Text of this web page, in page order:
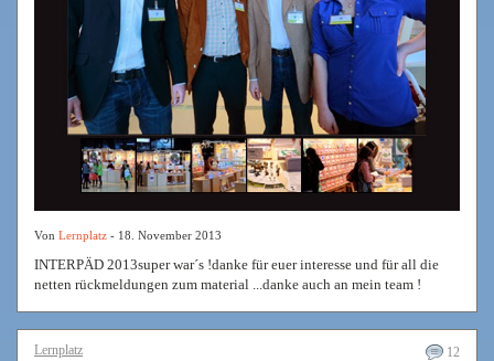
Von Lernplatz - 18. November 2013
INTERPÄD 2013super war´s !danke für euer interesse und für all die
netten rückmeldungen zum material ...danke auch an mein team !
12
Lernplatz